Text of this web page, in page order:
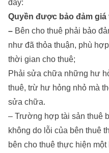
đây:
Quyền được bảo đảm
– Bên cho thuê phải bảo
như đã thỏa thuận, phù
thời gian cho thuê;
Phải sửa chữa những hư
thuê, trừ hư hỏng nhỏ mà
sửa chữa.
– Trường hợp tài sản thuê
không do lỗi của bên thuê
bên cho thuê thực hiện